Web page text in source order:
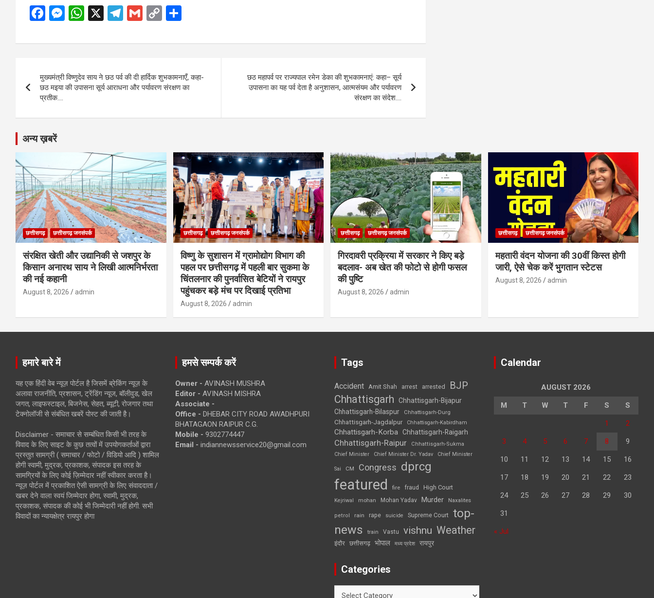
F
ce
o
o
M
se
g
er
W
at
A
p
X
T
e
a
m
G
ail
C
py
n
k
ar
navigation
मुख्यमंत्री विष्णुदेव साय ने छठ पर्व की दी हार्दिक शुभकामनाएँ, कहा-
छठ मइया की उपासना सूर्य आराधना और पर्यावरण संरक्षण का
प्रतीक….
छठ महापर्व पर राज्यपाल रमेन डेका की शुभकामनाएं: कहा– सूर्य
उपासना का यह पर्व देता है अनुशासन, आत्मसंयम और पर्यावरण
संरक्षण का संदेश….
अन्य ख़बरें
छत्तीसगढ़ छत्तीसगढ़ जनसंपर्क
संरक्षित खेती और उद्यानिकी से जशपुर के
किसान अनारथ साय ने लिखी आत्मनिर्भरता
की नई कहानी
August 8, 2026 admin
छत्तीसगढ़ छत्तीसगढ़ जनसंपर्क
विष्णु के सुशासन में ग्रामोद्योग विभाग की
पहल पर छत्तीसगढ़ में पहली बार सुकमा के
चिंतलनार की पुनर्वासित बेटियों ने रायपुर
पहुंचकर बड़े मंच पर दिखाई प्रतिभा
August 8, 2026 admin
छत्तीसगढ़ छत्तीसगढ़ जनसंपर्क
गिरदावरी प्रक्रिया में सरकार ने किए बड़े
बदलाव- अब खेत की फोटो से होगी फसल
की पुष्टि
August 8, 2026 admin
छत्तीसगढ़ छत्तीसगढ़ जनसंपर्क
महतारी वंदन योजना की 30वीं किस्त होगी
जारी, ऐसे चेक करें भुगतान स्टेटस
August 8, 2026 admin
हमारे बारे में
यह एक हिंदी वेब न्यूज़ पोर्टल है जिसमें ब्रेकिंग न्यूज़ के
अलावा राजनीति, प्रशासन, ट्रेंडिंग न्यूज, बॉलीवुड, खेल
जगत, लाइफस्टाइल, बिजनेस, सेहत, ब्यूटी, रोजगार तथा
टेक्नोलॉजी से संबंधित खबरें पोस्ट की जाती है।
Disclaimer - समाचार से सम्बंधित किसी भी तरह के
विवाद के लिए साइट के कुछ तत्वों में उपयोगकर्ताओं द्वारा
प्रस्तुत सामग्री ( समाचार / फोटो / विडियो आदि ) शामिल
होगी स्वामी, मुद्रक, प्रकाशक, संपादक इस तरह के
सामग्रियों के लिए कोई ज़िम्मेदार नहीं स्वीकार करता है।
न्यूज़ पोर्टल में प्रकाशित ऐसी सामग्री के लिए संवाददाता /
खबर देने वाला स्वयं जिम्मेदार होगा, स्वामी, मुद्रक,
प्रकाशक, संपादक की कोई भी जिम्मेदारी नहीं होगी. सभी
विवादों का न्यायक्षेत्र रायपुर होगा
हमसे सम्पर्क करें
Owner - AVINASH MUSHRA
Editor - AVINASH MISHRA
Associate -
Office - DHEBAR CITY ROAD AWADHPURI
BHATAGAON RAIPUR C.G.
Mobile - 9302774447
Email - indiannewsservice20@gmail.com
Tags
Accident Amit Shah arrest arrested BJP
Chhattisgarh
Chhattisgarh-Bijapur
Chhattisgarh-Bilaspur
Chhattisgarh-Durg
Chhattisgarh-Jagdalpur Chhattisgarh-Kabirdham
Chhattisgarh-Korba Chhattisgarh-Raigarh
Chhattisgarh-Raipur
Chhattisgarh-Sukma
Chief Minister
Chief Minister Dr. Yadav Chief Minister
Sai CM Congress dprcg
featured fire fraud High Court
Kejriwal mohan Mohan Yadav Murder Naxalites
petrol rain rape suicide Supreme Court top-
news
train Vastu vishnu Weather
इंदौर छत्तीसगढ़ भोपाल मध्य प्रदेश रायपुर
Categories
Calendar
AUGUST 2026
M T W T F S S
1 2
3 4 5 6 7 8 9
10 11 12 13 14 15 16
17 18 19 20 21 22 23
24 25 26 27 28 29 30
31
« Jul